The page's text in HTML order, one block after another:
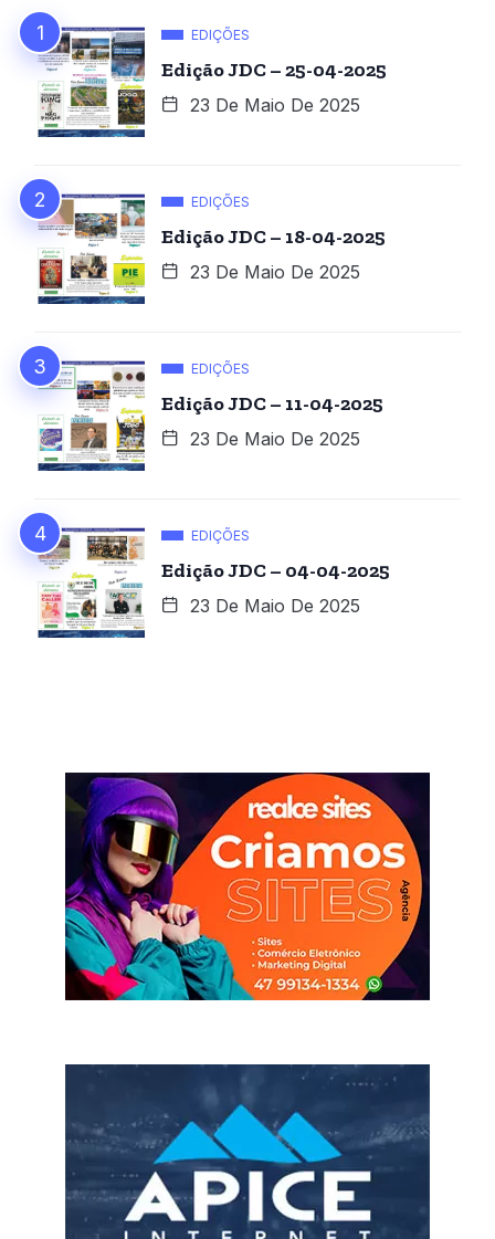
EDIÇÕES
Edição JDC – 25-04-2025
23 De Maio De 2025
EDIÇÕES
Edição JDC – 18-04-2025
23 De Maio De 2025
EDIÇÕES
Edição JDC – 11-04-2025
23 De Maio De 2025
EDIÇÕES
Edição JDC – 04-04-2025
23 De Maio De 2025